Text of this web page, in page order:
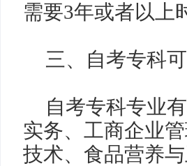
需要3年或者以上
三、自考专科
自考专科专业
实务、工商企业
技术、食品营养